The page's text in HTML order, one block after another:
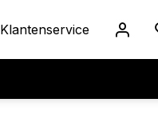
Klantenservice